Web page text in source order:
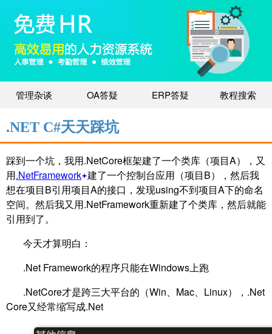
管理杂谈 OA答疑 ERP答疑 教程搜索
.NET C#天天踩坑
踩到一个坑，我用.NetCore框架建了一个类库（项目A），又
用.NetFramework 建了一个控制台应用（项目B），然后我
想在项目B引用项目A的接口，发现using不到项目A下的命名
空间。然后我又用.NetFramework重新建了个类库，然后就能
引用到了。
今天才算明白：
.Net Framework的程序只能在Windows上跑
.NetCore才是跨三大平台的（Win、Mac、Linux），.Net
Core又经常缩写成.Net